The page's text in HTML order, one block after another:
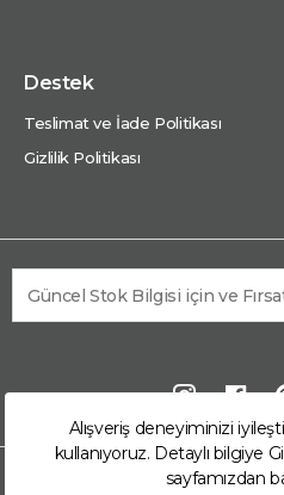
Alışveriş deneyiminizi
kullanıyoruz. Detaylı bilgiye
sayfamızdan
Destek
Teslimat ve İade Politikası
Gizlilik Politikası
© 2026 Arkom Enerji